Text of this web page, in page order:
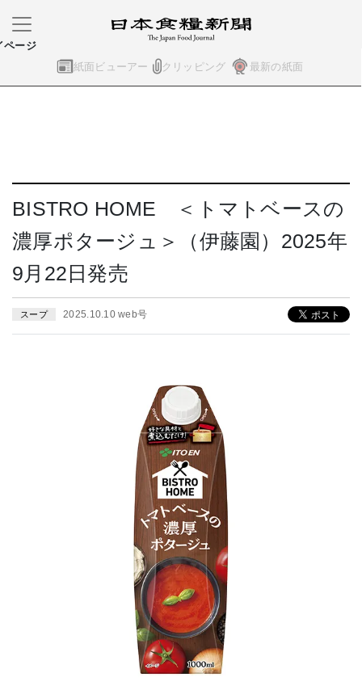
紙面ビューアー クリッピング 最新の紙面
ページ
BISTRO HOME ＜トマトベースの
濃厚ポタージュ＞（伊藤園）2025年
9月22日発売
スープ 2025.10.10 web号